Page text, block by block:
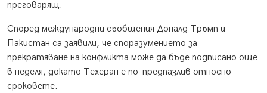
преговарящ.
Според международни съобщения Доналд Тръмп и
Пакистан са заявили, че споразумението за
прекратяване на конфликта може да бъде подписано още
в неделя, докато Техеран е по-предпазлив относно
сроковете.